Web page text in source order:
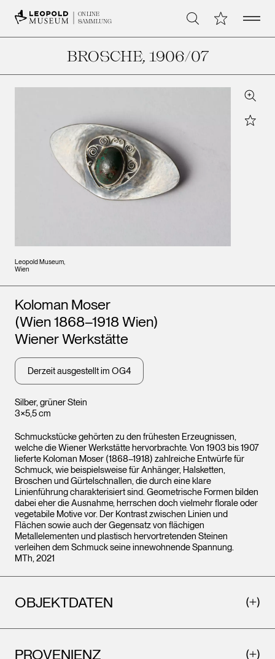
ONLINE
SAMMLUNG
Suche Meine Open
BROSCHE, 1906/07
Leopold Museum,
Wien
Zoom
Star
Silber, grüner Stein
3×5,5 cm
Künstler*innen
Koloman Moser
(Wien 1868–1918 Wien)
Wiener Werkstätte
Derzeit ausgestellt im OG4
Schmuckstücke gehörten zu den frühesten Erzeugnissen,
welche die Wiener Werkstätte hervorbrachte. Von 1903 bis 1907
lieferte Koloman Moser (1868–1918) zahlreiche Entwürfe für
Schmuck, wie beispielsweise für Anhänger, Halsketten,
Broschen und Gürtelschnallen, die durch eine klare
Linienführung charakterisiert sind. Geometrische Formen bilden
dabei eher die Ausnahme, herrschen doch vielmehr florale oder
vegetabile Motive vor. Der Kontrast zwischen Linien und
Flächen sowie auch der Gegensatz von flächigen
Metallelementen und plastisch hervortretenden Steinen
verleihen dem Schmuck seine innewohnende Spannung.
MTh, 2021
OBJEKTDATEN
PROVENIENZ